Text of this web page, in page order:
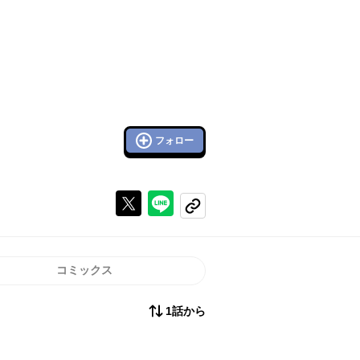
フォロー
Xで投稿するラインでシェアする
コピーする
コミックス
1話から